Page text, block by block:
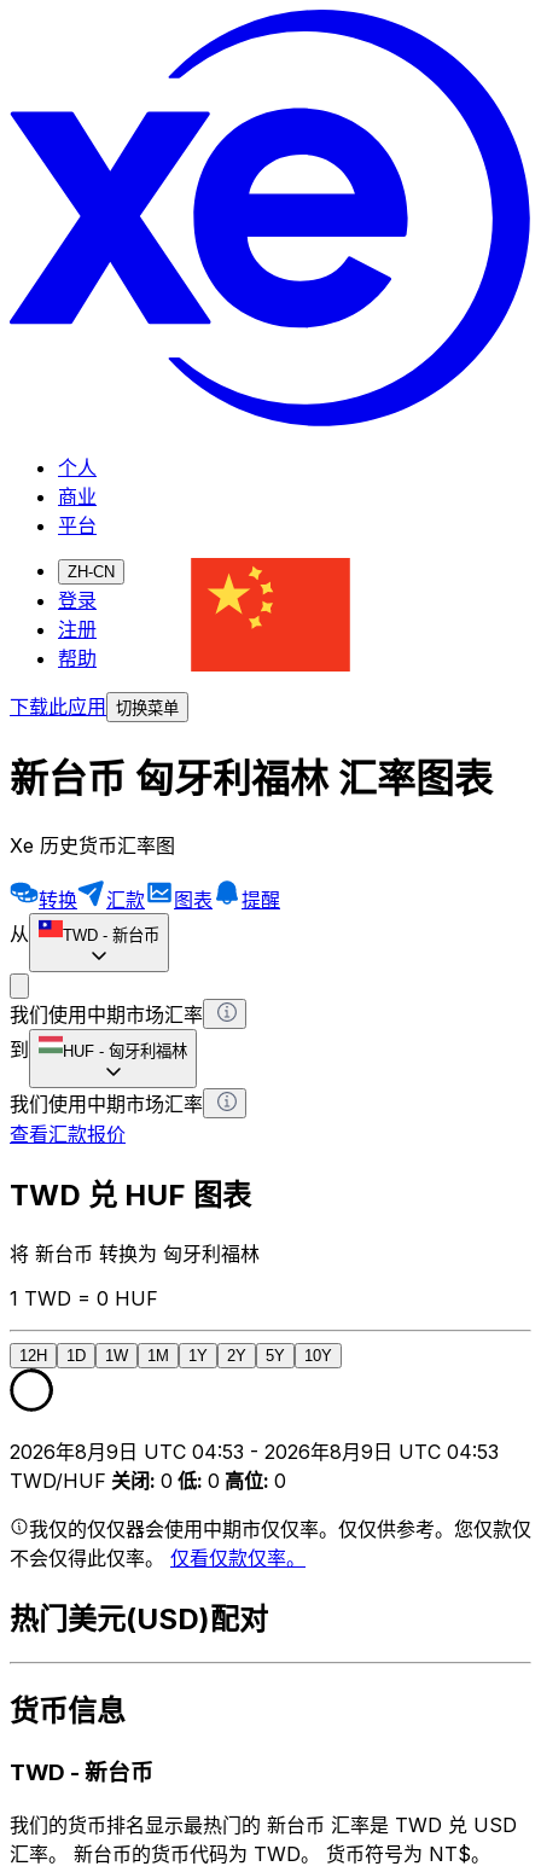
个人
商业
平台
ZH-CN
登录
注册
帮助
下载此应用
切换菜单
新台币 匈牙利福林 汇率图表
Xe 历史货币汇率图
转换 汇款 图表
提醒
从
TWD - 新台币
我们使用中期市场汇率
到
HUF - 匈牙利福林
我们使用中期市场汇率
查看汇款报价
TWD 兑 HUF 图表
将 新台币 转换为 匈牙利福林
1 TWD = 0 HUF
12H 1D 1W 1M 1Y 2Y 5Y 10Y
2026年8月9日 UTC 04:53 - 2026年8月9日 UTC 04:53
TWD/HUF 关闭: 0 低: 0 高位: 0
我仅的仅仅器会使用中期市仅仅率。仅仅供参考。您仅款仅
不会仅得此仅率。 仅看仅款仅率。
热门美元(USD)配对
货币信息
TWD - 新台币
我们的货币排名显示最热门的 新台币 汇率是 TWD 兑 USD
汇率。 新台币的货币代码为 TWD。 货币符号为 NT$。